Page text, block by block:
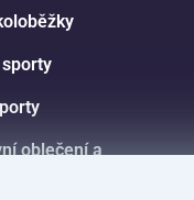
oblečení a